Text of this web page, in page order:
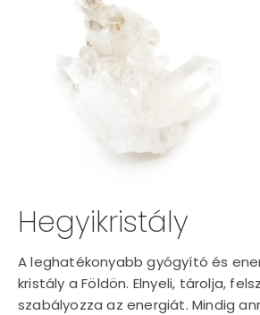
Hegyikristály
A leghatékonyabb gyógyító és
kristály a Földön. Elnyeli, tárolja,
szabályozza az energiát. Mindig